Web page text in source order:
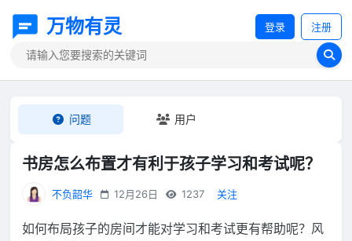
万物有灵 登录 注册
问题 用户
书房怎么布置才有利于孩子学习和考试呢？
不负韶华 12月26日 1237 关注
如何布局孩子的房间才能对学习和考试更有帮助呢？风